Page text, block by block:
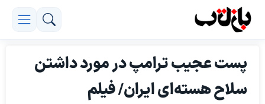
پست عجیب ترامپ در مورد داشتن
سلاح هسته‌ای ایران/ فیلم